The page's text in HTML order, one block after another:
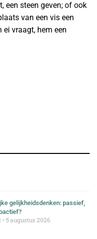
een steen geven; of ook
van een vis een
vraagt, hem een
gelijkheidsdenken: passief,
5 augustus 2026